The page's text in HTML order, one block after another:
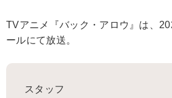
TVアニメ『バック・アロウ』は、
ールにて放送。
スタッフ